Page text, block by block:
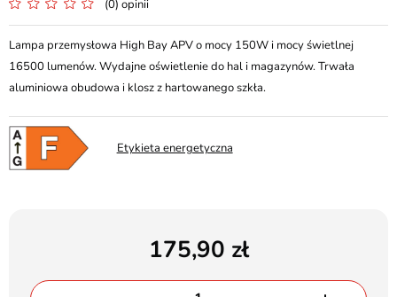
(0) opinii
Lampa przemysłowa High Bay APV o mocy 150W i mocy świetlnej
16500 lumenów. Wydajne oświetlenie do hal i magazynów. Trwała
aluminiowa obudowa i klosz z hartowanego szkła.
Etykieta energetyczna
175,90